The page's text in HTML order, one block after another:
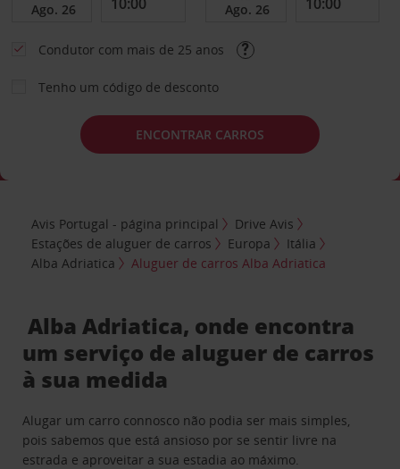
Condutor com mais de 25 anos
Tenho um código de desconto
ENCONTRAR CARROS
Avis Portugal - página principal
Drive Avis
Estações de aluguer de carros
Europa
Itália
Alba Adriatica
Aluguer de carros Alba Adriatica
Alba Adriatica, onde encontra
um serviço de aluguer de carros
à sua medida
Alugar um carro connosco não podia ser mais simples,
pois sabemos que está ansioso por se sentir livre na
estrada e aproveitar a sua estadia ao máximo.